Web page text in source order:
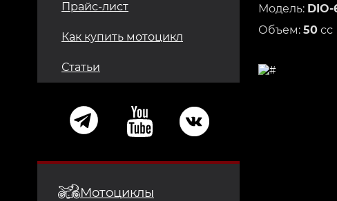
Прайс-лист
Как купить мотоцикл
Статьи
Мотоциклы
Модель: DIO-
Объем: 50сс